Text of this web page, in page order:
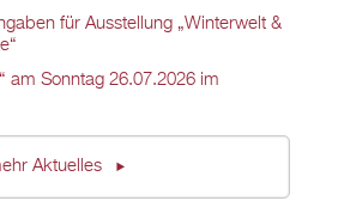
für Ausstellung „Winterwelt &
am Sonntag 26.07.2026 im
Aktuelles